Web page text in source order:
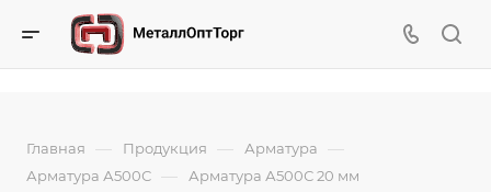
Главная — Продукция — Арматура —
Арматура А500С — Арматура А500С 20 мм